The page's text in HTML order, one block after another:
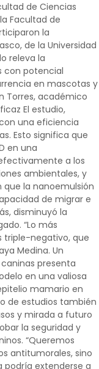
de Ciencias
Facultad de
la
de la Universidad
releva la
con potencial
en mascotas y
Torres, académico
El estudio,
una eficiencia
Esto significa que
en una
a los
ambientales, y
que la nanoemulsión
de migrar e
disminuyó la
“Lo más
triple-negativo, que
Medina. Un
presenta
en una valiosa
mamario en
de estudios también
y mirada a futuro
la seguridad y
“Queremos
antitumorales, sino
podría extenderse a